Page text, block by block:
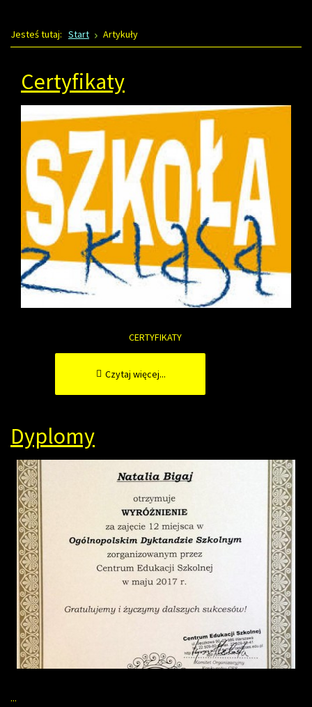
Jesteś tutaj: Start Artykuły
Certyfikaty
CERTYFIKATY
Czytaj więcej...
Dyplomy
...